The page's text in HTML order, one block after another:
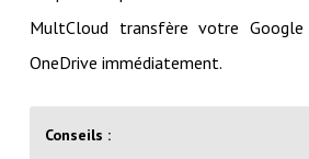
MultCloud transfère votre
OneDrive immédiatement.
Conseils :